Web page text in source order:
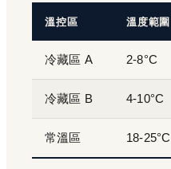
溫控區 溫度範圍
冷藏區 A 2-8°C
冷藏區 B 4-10°C
常溫區 18-25°C